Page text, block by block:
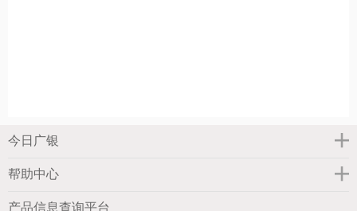
今日广银
帮助中心
产品信息查询平台